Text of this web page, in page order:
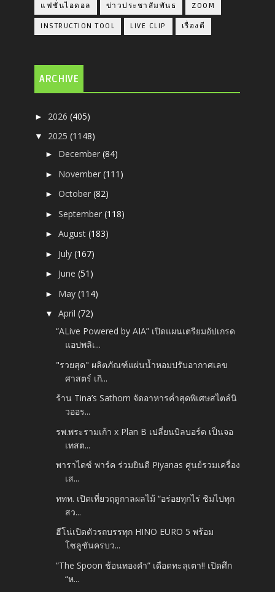
แฟชั่นไอดอล ข่าวประชาสัมพันธ ZOOM
INSTRUCTION TOOL LIVE CLIP เรื่องดี
ARCHIVE
► 2026(405)
▼ 2025(1148)
► December(84)
► November(111)
►October(82)
►September(118)
►August(183)
► July(167)
► June(51)
► May(114)
▼April(72)
“ALive Powered by AIA” เปิดแผนเตรียมอัปเกรด
แอปพลิเ...
"รวยสุด" ผลิตภัณฑ์แผ่นน้ำหอมปรับอากาศเลข
ศาสตร์ เกิ...
ร้าน Tina’s Sathorn จัดอาหารค่ำสุดพิเศษสไตล์นิ
วออร...
รพ.พระรามเก้า x Plan B เปลี่ยนบิลบอร์ด เป็นจอ
เทสต...
พาราไดซ์ พาร์ค ร่วมยินดี Piyanas ศูนย์รวมเครื่อง
เส...
ททท. เปิดเที่ยวฤดูกาลผลไม้ “อร่อยทุกไร่ ชิมไปทุก
สว...
ฮีโน่เปิดตัวรถบรรทุก HINO EURO 5 พร้อม
โซลูชันครบว...
“The Spoon ช้อนทองคำ” เดือดทะลุเตา!! เปิดศึก
“ห...